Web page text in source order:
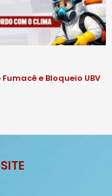
e Bloqueio UBV